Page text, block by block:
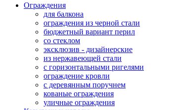
Ограждения
для балкона
ограждения из черной стали
бюджетный вариант перил
со стеклом
эксклюзив - дизайнерские
из нержавеющей стали
с горизонтальными ригелями
ограждение кровли
с деревянным поручнем
кованые ограждения
уличные ограждения